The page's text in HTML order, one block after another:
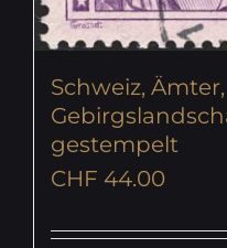
Schweiz, Ämter,
gestempelt
CHF 44.00